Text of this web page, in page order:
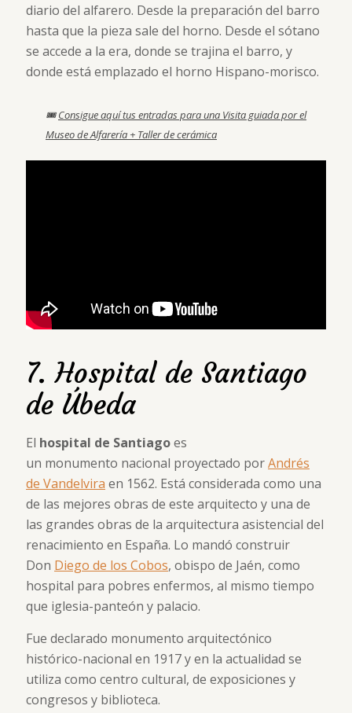
diario del alfarero. Desde la preparación del barro
hasta que la pieza sale del horno. Desde el sótano
se accede a la era, donde se trajina el barro, y
donde está emplazado el horno Hispano-morisco.
🎟Consigue aquí tus entradas para una Visita guiada por el
Museo de Alfarería + Taller de cerámica
7. Hospital de Santiago
de Úbeda
El hospital de Santiagoes
un monumento nacional proyectado porAndrés
de Vandelvira en 1562. Está considerada como una
de las mejores obras de este arquitecto y una de
las grandes obras de la arquitectura asistencial del
renacimiento en España. Lo mandó construir
Don Diego de los Cobos, obispo de Jaén, como
hospital para pobres enfermos, al mismo tiempo
que iglesia-panteón y palacio.
Fue declarado monumento arquitectónico
histórico-nacional en 1917 y en la actualidad se
utiliza como centro cultural, de exposiciones y
congresos y biblioteca.